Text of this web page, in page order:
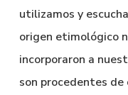
utilizamos y
origen etimológico
incorporaron a
son procedentes